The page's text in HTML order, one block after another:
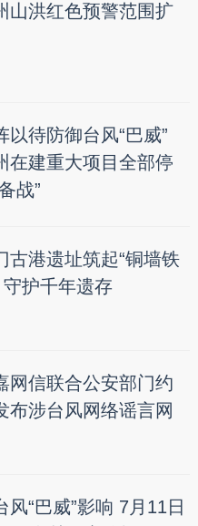
山洪红色预警范围扩
以待防御台风“巴威”
在建重大项目全部停
战”
古港遗址筑起“铜墙铁
守护千年遗存
网信联合公安部门约
布涉台风网络谣言网
风“巴威”影响 7月11日